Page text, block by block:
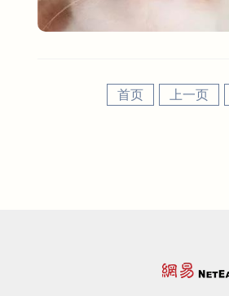
首页 上一页